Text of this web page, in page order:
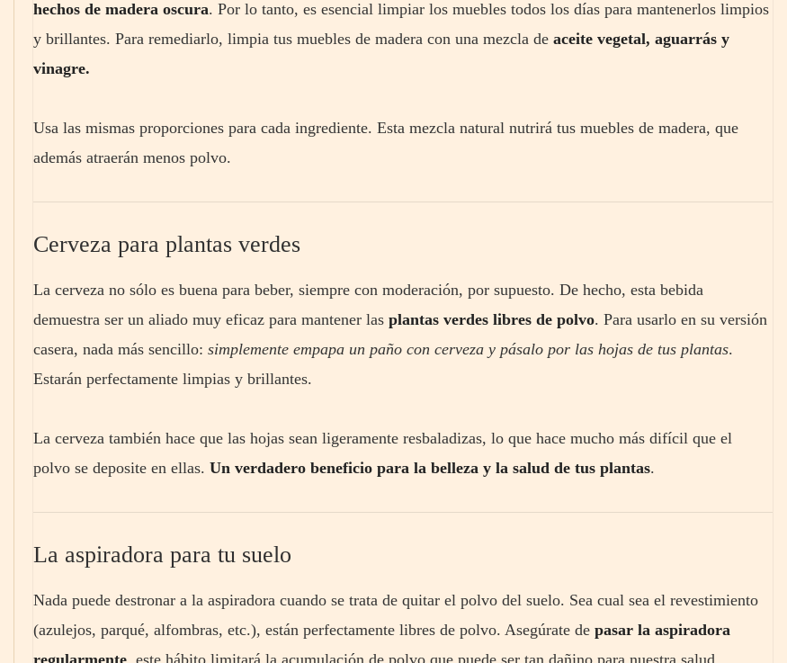
hechos de madera oscura. Por lo tanto, es esencial limpiar los muebles todos los días para mantenerlos limpios
y brillantes. Para remediarlo, limpia tus muebles de madera con una mezcla de aceite vegetal, aguarrás y
vinagre.
Usa las mismas proporciones para cada ingrediente. Esta mezcla natural nutrirá tus muebles de madera, que
además atraerán menos polvo.
Cerveza para plantas verdes
La cerveza no sólo es buena para beber, siempre con moderación, por supuesto. De hecho, esta bebida
demuestra ser un aliado muy eficaz para mantener las plantas verdes libres de polvo. Para usarlo en su versión
casera, nada más sencillo: simplemente empapa un paño con cerveza y pásalo por las hojas de tus plantas.
Estarán perfectamente limpias y brillantes.
La cerveza también hace que las hojas sean ligeramente resbaladizas, lo que hace mucho más difícil que el
polvo se deposite en ellas. Un verdadero beneficio para la belleza y la salud de tus plantas.
La aspiradora para tu suelo
Nada puede destronar a la aspiradora cuando se trata de quitar el polvo del suelo. Sea cual sea el revestimiento
(azulejos, parqué, alfombras, etc.), están perfectamente libres de polvo. Asegúrate de pasar la aspiradora
regularmente , este hábito limitará la acumulación de polvo que puede ser tan dañino para nuestra salud.